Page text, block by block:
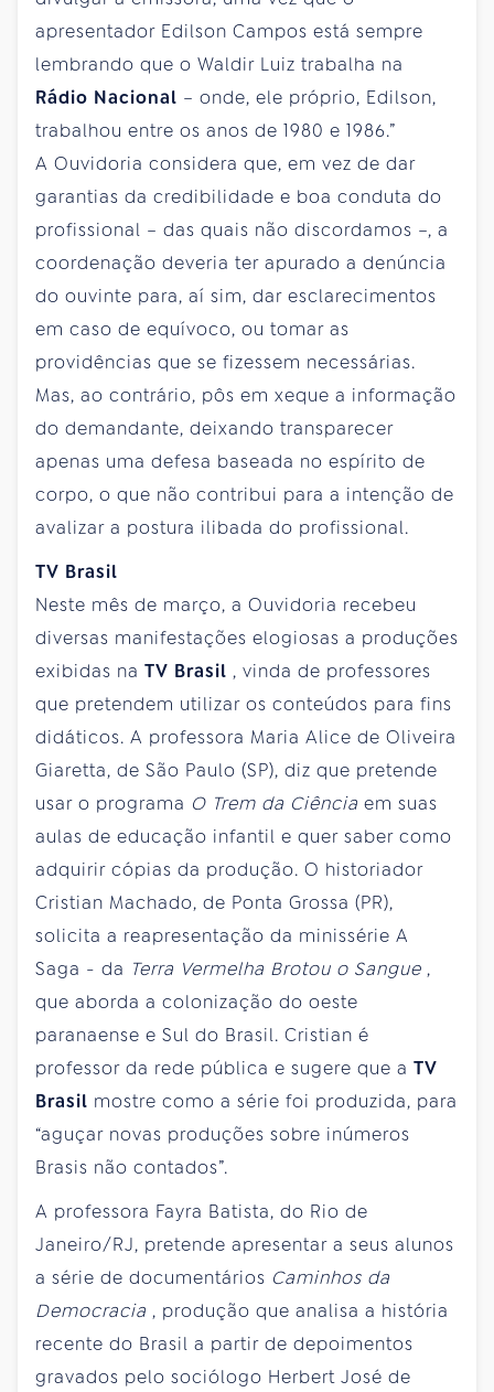
apresentador Edilson Campos está sempre
lembrando que o Waldir Luiz trabalha na
Rádio Nacional – onde, ele próprio, Edilson,
trabalhou entre os anos de 1980 e 1986.”
A Ouvidoria considera que, em vez de dar
garantias da credibilidade e boa conduta do
profissional – das quais não discordamos –, a
coordenação deveria ter apurado a denúncia
do ouvinte para, aí sim, dar esclarecimentos
em caso de equívoco, ou tomar as
providências que se fizessem necessárias.
Mas, ao contrário, pôs em xeque a informação
do demandante, deixando transparecer
apenas uma defesa baseada no espírito de
corpo, o que não contribui para a intenção de
avalizar a postura ilibada do profissional.
TV Brasil
Neste mês de março, a Ouvidoria recebeu
diversas manifestações elogiosas a produções
exibidas na TV Brasil , vinda de professores
que pretendem utilizar os conteúdos para fins
didáticos. A professora Maria Alice de Oliveira
Giaretta, de São Paulo (SP), diz que pretende
usar o programa O Trem da Ciência em suas
aulas de educação infantil e quer saber como
adquirir cópias da produção. O historiador
Cristian Machado, de Ponta Grossa (PR),
solicita a reapresentação da minissérie A
Saga - da Terra Vermelha Brotou o Sangue ,
que aborda a colonização do oeste
paranaense e Sul do Brasil. Cristian é
professor da rede pública e sugere que a TV
Brasil mostre como a série foi produzida, para
“aguçar novas produções sobre inúmeros
Brasis não contados”.
A professora Fayra Batista, do Rio de
Janeiro/RJ, pretende apresentar a seus alunos
a série de documentários Caminhos da
Democracia , produção que analisa a história
recente do Brasil a partir de depoimentos
gravados pelo sociólogo Herbert José de